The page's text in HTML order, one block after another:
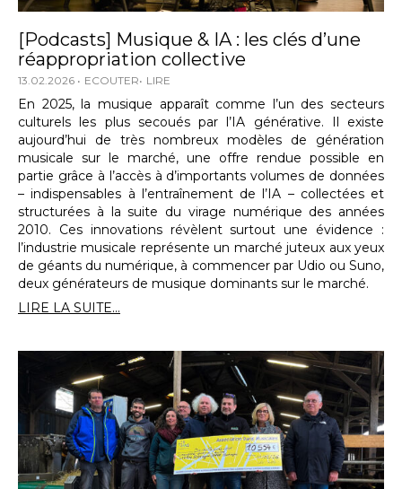
[Podcasts] Musique & IA : les clés d’une
réappropriation collective
13.02.2026 ECOUTER LIRE
En 2025, la musique apparaît comme l’un des secteurs
culturels les plus secoués par l’IA générative. Il existe
aujourd’hui de très nombreux modèles de génération
musicale sur le marché, une offre rendue possible en
partie grâce à l’accès à d’importants volumes de données
– indispensables à l’entraînement de l’IA – collectées et
structurées à la suite du virage numérique des années
2010. Ces innovations révèlent surtout une évidence :
l’industrie musicale représente un marché juteux aux yeux
de géants du numérique, à commencer par Udio ou Suno,
deux générateurs de musique dominants sur le marché.
LIRE LA SUITE...